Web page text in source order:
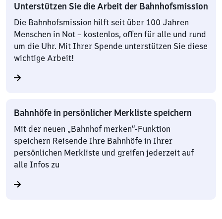
Unterstützen Sie die Arbeit der Bahnhofsmission
Die Bahnhofsmission hilft seit über 100 Jahren
Menschen in Not – kostenlos, offen für alle und rund
um die Uhr. Mit Ihrer Spende unterstützen Sie diese
wichtige Arbeit!
Bahnhöfe in persönlicher Merkliste speichern
Mit der neuen „Bahnhof merken“-Funktion
speichern Reisende Ihre Bahnhöfe in Ihrer
persönlichen Merkliste und greifen jederzeit auf
alle Infos zu